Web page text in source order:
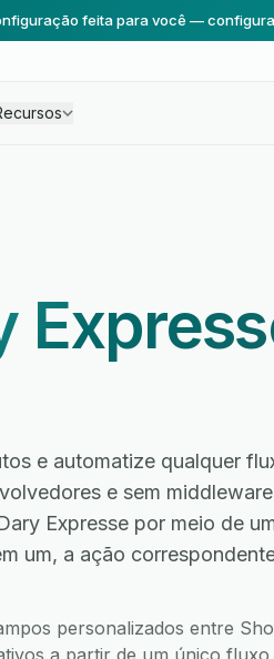
feita para você —
e automatize qualquer
e sem middleware
Expresse por meio de
um, a ação
personalizados entre
a partir de um único fluxo